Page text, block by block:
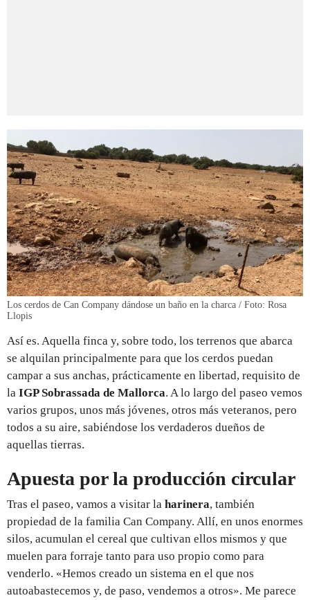
Los cerdos de Can Company dándose un baño en la charca / Foto: Rosa
Llopis
Así es. Aquella finca y, sobre todo, los terrenos que abarca
se alquilan principalmente para que los cerdos puedan
campar a sus anchas, prácticamente en libertad, requisito de
la IGP Sobrassada de Mallorca. A lo largo del paseo vemos
varios grupos, unos más jóvenes, otros más veteranos, pero
todos a su aire, sabiéndose los verdaderos dueños de
aquellas tierras.
Apuesta por la producción circular
Tras el paseo, vamos a visitar la harinera, también
propiedad de la familia Can Company. Allí, en unos enormes
silos, acumulan el cereal que cultivan ellos mismos y que
muelen para forraje tanto para uso propio como para
venderlo. «Hemos creado un sistema en el que nos
autoabastecemos y, de paso, vendemos a otros». Me parece